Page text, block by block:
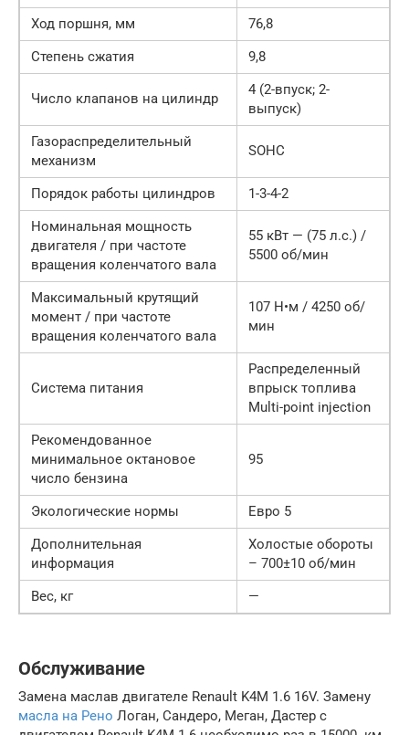
Ход поршня, мм
76,8
Степень сжатия
9,8
Число клапанов на цилиндр
4 (2-впуск; 2-
выпуск)
Газораспределительный
механизм
SOHC
Порядок работы цилиндров
1-3-4-2
Номинальная мощность
двигателя / при частоте
вращения коленчатого вала
55 кВт — (75 л.с.) /
5500 об/мин
Максимальный крутящий
момент / при частоте
вращения коленчатого вала
107 Н•м / 4250 об/
мин
Система питания
Распределенный
впрыск топлива
Multi-point injection
Рекомендованное
минимальное октановое
число бензина
95
Экологические нормы
Евро 5
Дополнительная
информация
Холостые обороты
– 700±10 об/мин
Вес, кг
—
Обслуживание
Замена маслав двигателе Renault K4М 1.6 16V. Замену
масла на Рено Логан, Сандеро, Меган, Дастер с